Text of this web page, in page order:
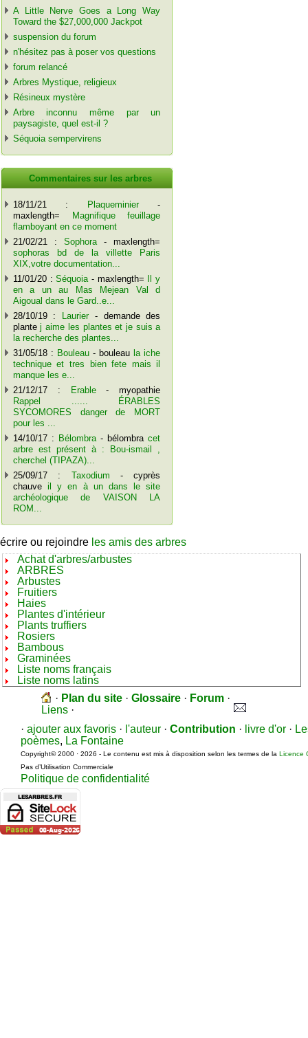
A Little Nerve Goes a Long Way
Toward the $27,000,000 Jackpot
suspension du forum
n'hésitez pas à poser vos questions
forum relancé
Arbres Mystique, religieux
Résineux mystère
Arbre inconnu même par un
paysagiste, quel est-il ?
Séquoia sempervirens
Commentaires sur les arbres
18/11/21 : Plaqueminier-
maxlength=
Magnifique feuillage
flamboyant en ce moment
21/02/21 : Sophora- maxlength=
sophoras bd de la villette Paris
XIX,votre documentation...
11/01/20 :Séquoia- maxlength=
Il y
en a un au Mas Mejean Val d
Aigoual dans le Gard..e...
28/10/19 :
Laurier- demande des
plantej aime les plantes et je suis a
la recherche des plantes...
31/05/18 : Bouleau- bouleau la iche
technique et tres bien fete mais il
manque les e...
21/12/17 :
Erable- myopathie
Rappel ...... ÉRABLES
SYCOMORES danger de MORT
pour les ...
14/10/17 : Bélombra- bélombracet
arbre est présent à : Bou-ismail ,
cherchel (TIPAZA)...
25/09/17 : Taxodium - cyprès
chauve il y en à un dans le site
archéologique de VAISON LA
ROM...
écrire ou rejoindre les amis des arbres
Achat d'arbres/arbustes
ARBRES
Arbustes
Fruitiers
Haies
Plantes d'intérieur
Plants truffiers
Rosiers
Bambous
Graminées
Liste noms français
Liste noms latins
· Plan du site · Glossaire · Forum ·
Liens ·
· ajouter aux favoris · l'auteur · Contribution · livre d'or ·
poèmes, La Fontaine
Copyright© 2000 · 2026 - Le contenu est mis à disposition selon les termes de la Licence
Pas d’Utilisation Commerciale
Politique de confidentialité